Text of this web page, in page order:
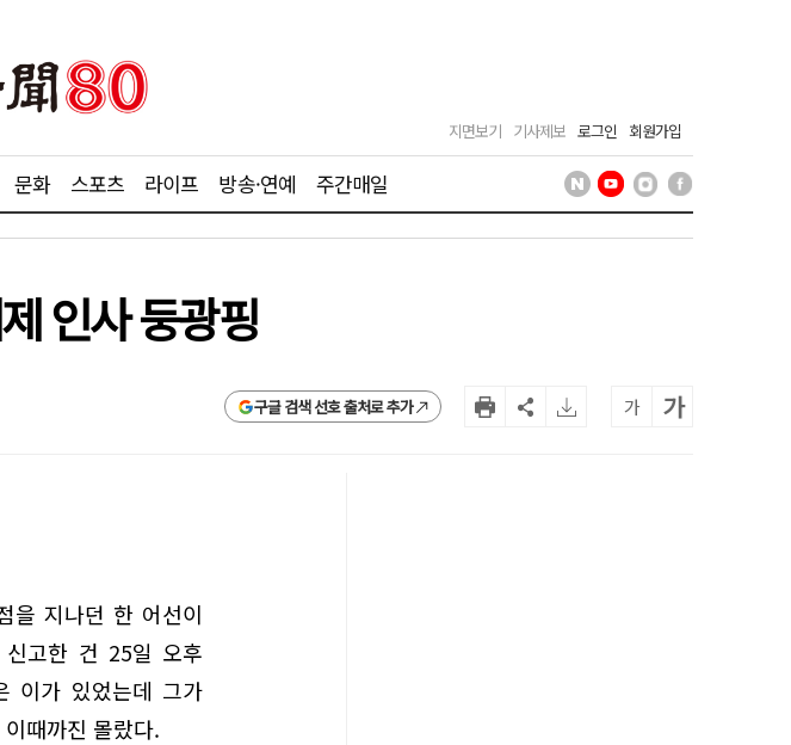
지면보기 기사제보 로그인 회원가입
문화 스포츠 라이프 방송·연예 주간매일
인사 둥광핑
구글 검색 선호 출처로 추가 가 가
을 지나던 한 어선이
고한 건 25일 오후
이가 있었는데 그가
때까진 몰랐다.